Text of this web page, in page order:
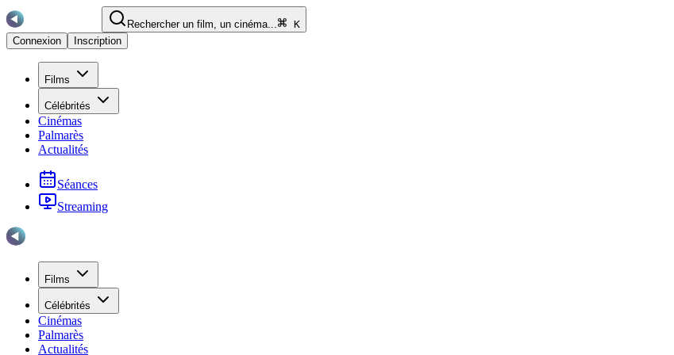
Rechercher un film, un cinéma...
K
Connexion
Inscription
Films
Célébrités
Cinémas
Palmarès
Actualités
Séances
Streaming
Films
Célébrités
Cinémas
Palmarès
Actualités